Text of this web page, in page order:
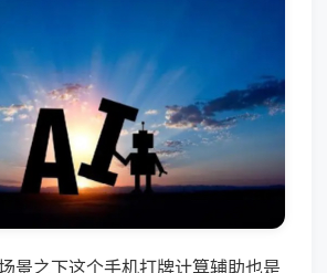
景之下这个手机打牌计算辅助也是